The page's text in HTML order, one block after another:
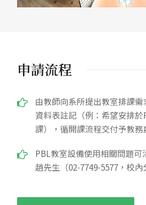
申請流程
由教師向系所提出教室排課
資料表註記（例：希望安排
課），循開課流程交付予教務
PBL教室設備使用相關問題可
趙先生（02-7749-5577，校內